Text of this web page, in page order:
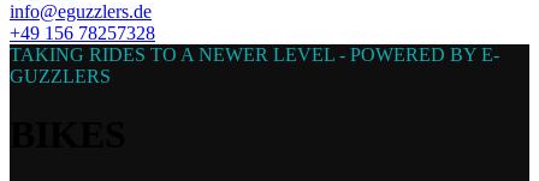
info@eguzzlers.de
+49 156 78257328
TAKING RIDES TO A NEWER LEVEL - POWERED BY E-
GUZZLERS